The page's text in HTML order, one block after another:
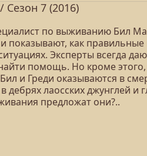
7 (2016)
по выживанию Бил
показывают, как
Эксперты всегда
помощь. Но кроме
и Греди оказываются в
лаосских джунглей и
предложат они?..